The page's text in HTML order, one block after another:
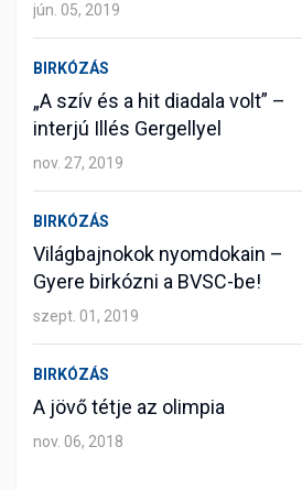
jún. 05, 2019
BIRKÓZÁS
„A szív és a hit diadala volt” –
interjú Illés Gergellyel
nov. 27, 2019
BIRKÓZÁS
Világbajnokok nyomdokain –
Gyere birkózni a BVSC-be!
szept. 01, 2019
BIRKÓZÁS
A jövő tétje az olimpia
nov. 06, 2018